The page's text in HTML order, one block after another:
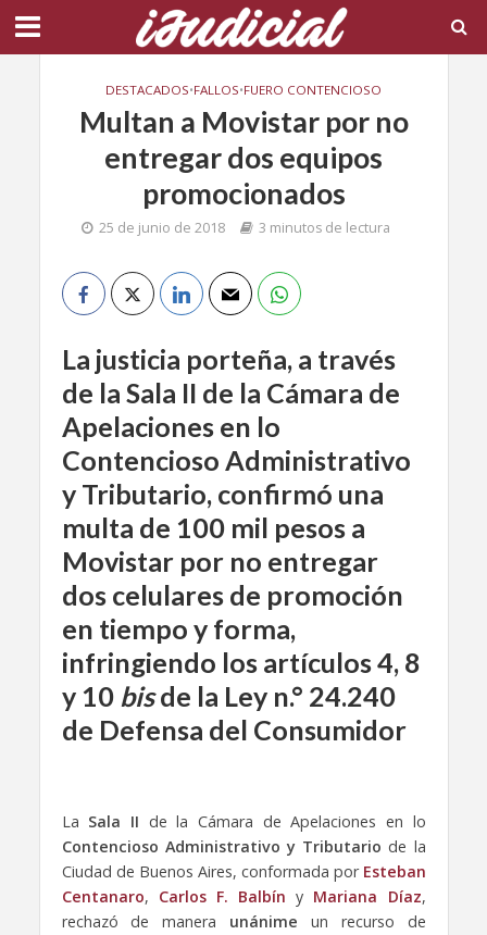
DESTACADOS•FALLOS•FUERO CONTENCIOSO
Multan a Movistar por no
entregar dos equipos
promocionados
25 de junio de 2018 3 minutos de lectura
La justicia porteña, a través
de la Sala II de la Cámara de
Apelaciones en lo
Contencioso Administrativo
y Tributario, confirmó una
multa de 100 mil pesos a
Movistar por no entregar
dos celulares de promoción
en tiempo y forma,
infringiendo los artículos 4, 8
y 10bisde la Ley n.° 24.240
de Defensa del Consumidor
La Sala II de la Cámara de Apelaciones en lo
Contencioso Administrativo y Tributario de la
Ciudad de Buenos Aires, conformada por Esteban
Centanaro, Carlos F. Balbín y Mariana Díaz,
rechazó de manera unánime un recurso de